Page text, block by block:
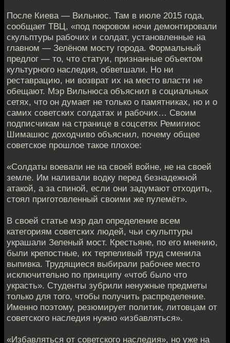
После Киева — Вильнюс. Там в июле 2015 года,
сообщает ТВЦ, «под покровом ночи демонтировали
скульптуры рабочих и солдат, установленные на
главном — Зелёном мосту города. Формальный
предлог — то, что статуи, признанные объектом
культурного наследия, обветшали. Но ни
реставрацию, ни возврат их на место власти не
обещают. Мэр Вильнюса объяснил в социальных
сетях, что он думает не только о памятниках, но и о
самих советских солдатах и рабочих… Своим
подписчикам на странице в соцсетях Ремигиюс
Шимашюс доходчиво объяснил, почему общее
советское прошлое такое плохое:
«Солдаты воевали не на своей войне, не на своей
земле. Им наливали водку перед безнадежной
атакой, а за спиной, если они задумают отходить,
стоял приготовленный своими же пулемёт».
В своей статье мэр дал определение всем
категориям советских людей, чьи скульптуры
украшали Зеленый мост. Крестьяне, по его мнению,
были крепостные, их терпеливый труд сменила
выпивка. Трудящиеся выбирали рабочее место
исключительно по принципу «чтоб было что
украсть». Студенты зубрили ненужные предметы
только для того, чтобы получить распределение.
Именно поэтому, резюмирует политик, литовцам от
советского наследия нужно «избавляться».
«Избавляться от советского наследия», но уже на